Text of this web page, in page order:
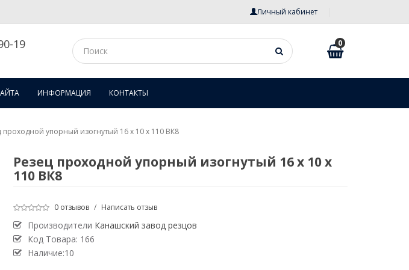
Личный кабинет
19 0
ИНФОРМАЦИЯ КОНТАКТЫ
проходной упорный изогнутый 16 х 10 х 110 ВК8
Резец проходной упорный изогнутый 16 х 10 х
110 ВК8
0 отзывов / Написать отзыв
Производители Канашский завод резцов
Код Товара: 166
Наличие:10